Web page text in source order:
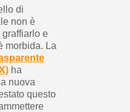
di
non è
e
morbida. La
ha
nuova
questo